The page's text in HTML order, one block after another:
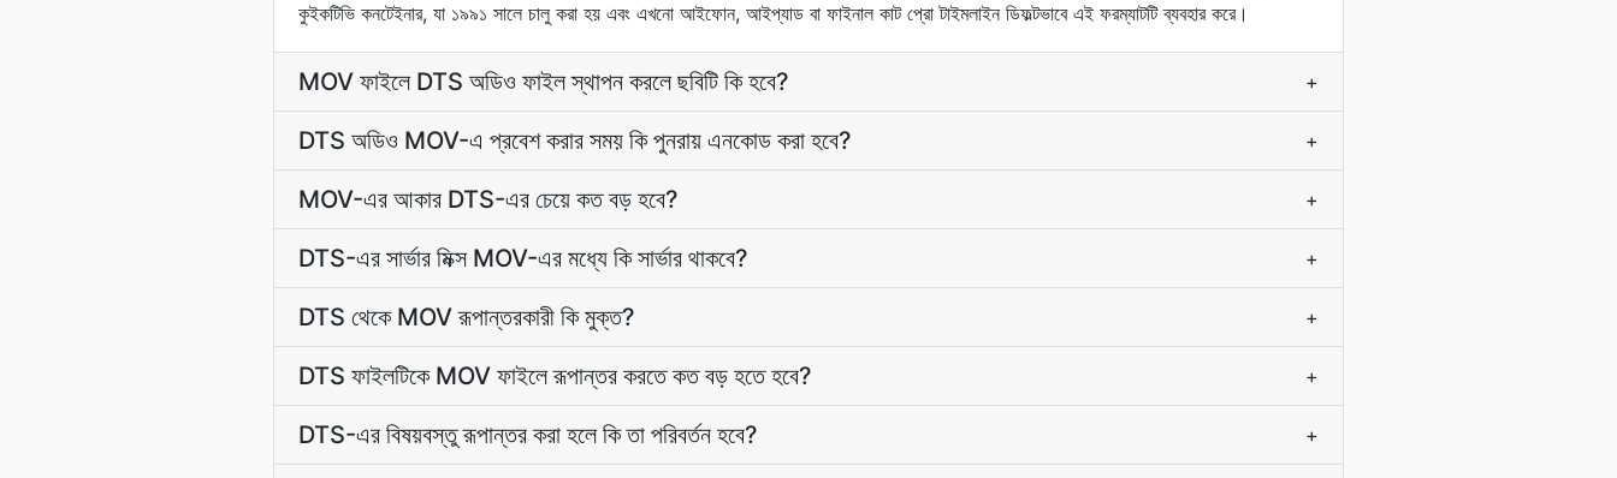
কুইকটিভি কনটেইনার, যা ১৯৯১ সালে চালু করা হয় এবং এখনো আইফোন, আইপ্যাড বা ফাইনাল কাট প্রো টাইমলাইন ডিফল্টভাবে এই ফরম্যাটটি ব্যবহার করে।
MOV ফাইলে DTS অডিও ফাইল স্থাপন করলে ছবিটি কি হবে? +
DTS অডিও MOV-এ প্রবেশ করার সময় কি পুনরায় এনকোড করা হবে? +
MOV-এর আকার DTS-এর চেয়ে কত বড় হবে? +
DTS-এর সার্ভার মিক্স MOV-এর মধ্যে কি সার্ভার থাকবে? +
DTS থেকে MOV রূপান্তরকারী কি মুক্ত? +
DTS ফাইলটিকে MOV ফাইলে রূপান্তর করতে কত বড় হতে হবে? +
DTS-এর বিষয়বস্তু রূপান্তর করা হলে কি তা পরিবর্তন হবে? +